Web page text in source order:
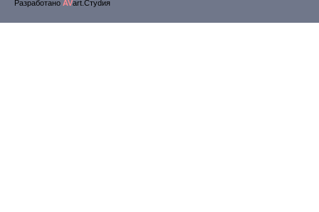
Разработано AVart.Стуdия